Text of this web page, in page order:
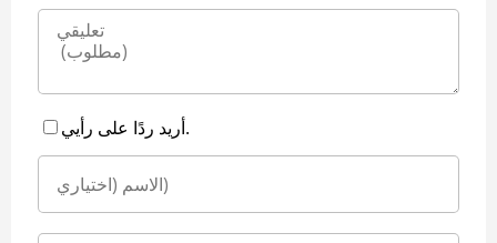
أريد ردًا على رأيي.